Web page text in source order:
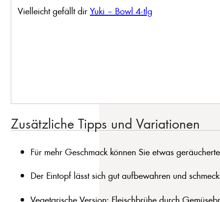
Vielleicht gefällt dir Yuki – Bowl 4-tlg
Zusätzliche Tipps und Variationen
Für mehr Geschmack können Sie etwas
Der Eintopf lässt sich gut aufbewahren und
Vegetarische Version: Fleischbrühe durch